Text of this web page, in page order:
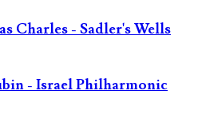
Charles - Sadler's Wells
- Israel Philharmonic